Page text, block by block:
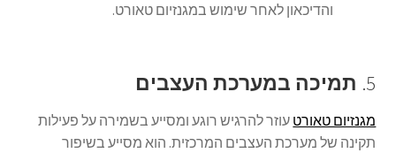
והדיכאון לאחר שימוש במגנזיום טאורט.
5. תמיכה במערכת העצבים
מגנזיום טאורט עוזר להרגיש רוגע ומסייע בשמירה על פעילות
תקינה של מערכת העצבים המרכזית. הוא מסייע בשיפור